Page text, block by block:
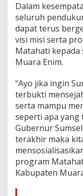
Dalam
seluruh
dapat terus
visi misi serta
Matahati
Muara Enim.
“Ayo jika ingin
terbukti
serta mampu
seperti apa
Gubernur
terakhir maka
program
Kabupaten